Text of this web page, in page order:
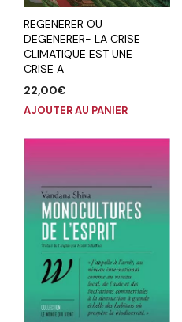
REGENERER OU
DEGENERER- LA CRISE
CLIMATIQUE EST UNE
CRISE A
22,00€
AJOUTER AU PANIER